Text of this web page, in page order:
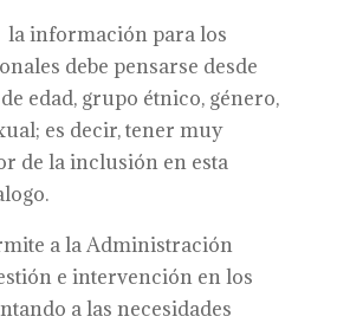
la información para los
debe pensarse desde
edad, grupo étnico, género,
es decir, tener muy
de la inclusión en esta
a la Administración
e intervención en los
a las necesidades